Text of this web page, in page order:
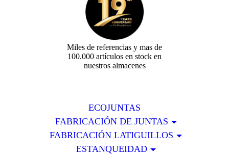
Miles de referencias y mas de
100.000 artículos en stock en
nuestros almacenes
ECOJUNTAS
FABRICACIÓN DE JUNTAS
FABRICACIÓN LATIGUILLOS
ESTANQUEIDAD